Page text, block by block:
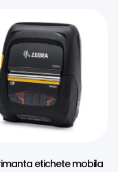
etichete mobila